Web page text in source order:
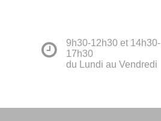
9h30-12h30 et 14h30-
17h30
du Lundi au Vendredi